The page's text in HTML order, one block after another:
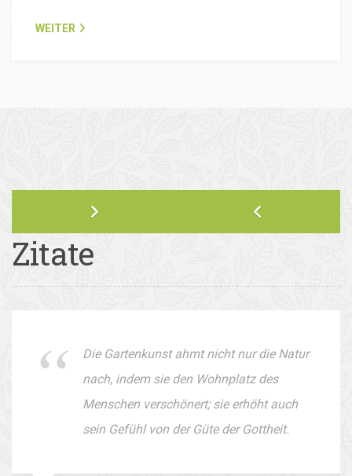
WEITER
Zitate
Die Gartenkunst ahmt nicht nur die Natur
nach, indem sie den Wohnplatz des
Menschen verschönert; sie erhöht auch
sein Gefühl von der Güte der Gottheit.